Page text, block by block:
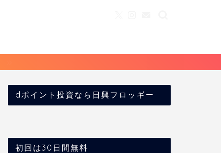
dポイント投資なら日興フロッギー
初回は30日間無料